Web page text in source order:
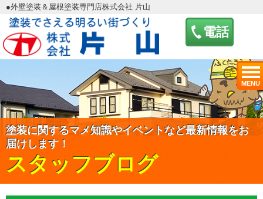
電話
MENU
●外壁塗装＆屋根塗装専門店株式会社 片山
塗装に関するマメ知識やイベントなど最新情報をお
届けします！
スタッフブログ